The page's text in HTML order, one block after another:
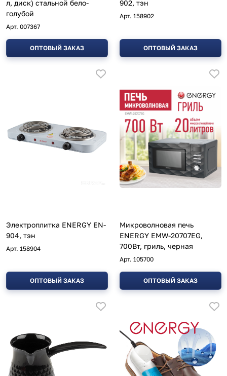
л, диск) стальной бело-
голубой
Арт. 007367
ОПТОВЫЙ ЗАКАЗ
902, тэн
Арт. 158902
ОПТОВЫЙ ЗАКАЗ
Электроплитка ENERGY EN-
904, тэн
Арт. 158904
ОПТОВЫЙ ЗАКАЗ
Микроволновая печь
ENERGY EMW-20707EG,
700Вт, гриль, черная
Арт. 105700
ОПТОВЫЙ ЗАКАЗ